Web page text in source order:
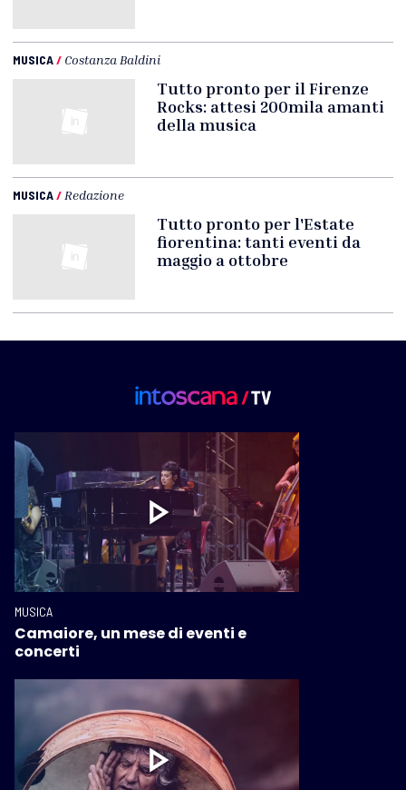
MUSICA/ Costanza Baldini
Tutto pronto per il Firenze
Rocks: attesi 200mila amanti
della musica
MUSICA/ Redazione
Tutto pronto per l'Estate
fiorentina: tanti eventi da
maggio a ottobre
MUSICA
Camaiore, un mese di eventi e
concerti